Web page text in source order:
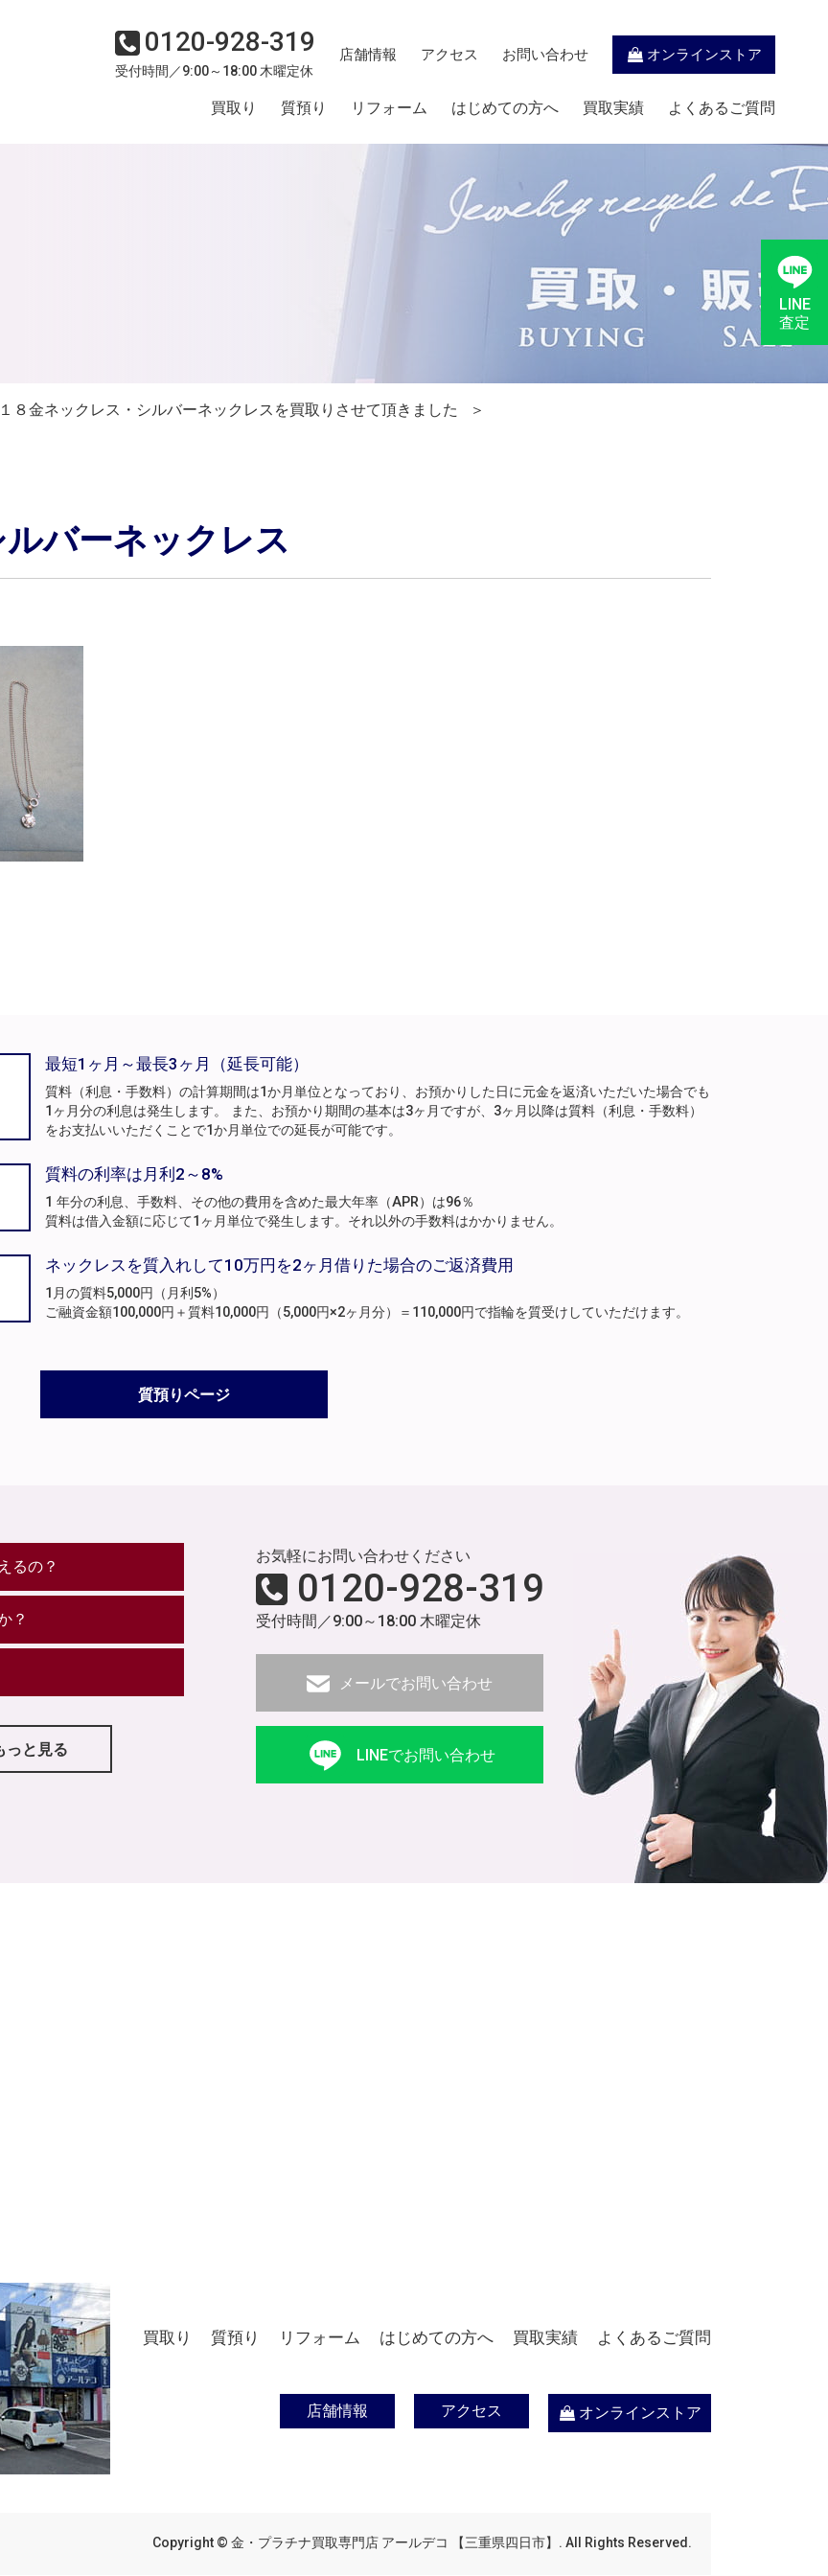
0120-928-319
受付時間／9:00～18:00 木曜定休
店舗情報 アクセス お問い合わせ オンラインストア
買取り 質預り リフォーム はじめての方へ 買取実績 よくあるご質問
LINE
査定
１８金ネックレス・シルバーネックレスを買取りさせて頂きました
＞
バーネックレス
最短1ヶ月～最長3ヶ月（延長可能）
質料（利息・手数料）の計算期間は1か月単位となっており、お預かりした日に元金を返済いただいた場合でも
1ヶ月分の利息は発生します。 また、お預かり期間の基本は3ヶ月ですが、3ヶ月以降は質料（利息・手数料）
をお支払いいただくことで1か月単位での延長が可能です。
質料の利率は月利2～8%
1 年分の利息、手数料、その他の費用を含めた最大年率（APR）は96％
質料は借入金額に応じて1ヶ月単位で発生します。それ以外の手数料はかかりません。
ネックレスを質入れして10万円を2ヶ月借りた場合のご返済費用
1月の質料5,000円（月利5%）
ご融資金額100,000円＋質料10,000円（5,000円×2ヶ月分）＝110,000円で指輪を質受けしていただけます。
質預りページ
るの？
？
っと見る
お気軽にお問い合わせください
0120-928-319
受付時間／9:00～18:00 木曜定休
メールでお問い合わせ
LINEでお問い合わせ
買取り 質預り リフォーム はじめての方へ 買取実績 よくあるご質問
店舗情報 アクセス オンラインストア
Copyright © 金・プラチナ買取専門店 アールデコ 【三重県四日市】. All Rights Reserved.